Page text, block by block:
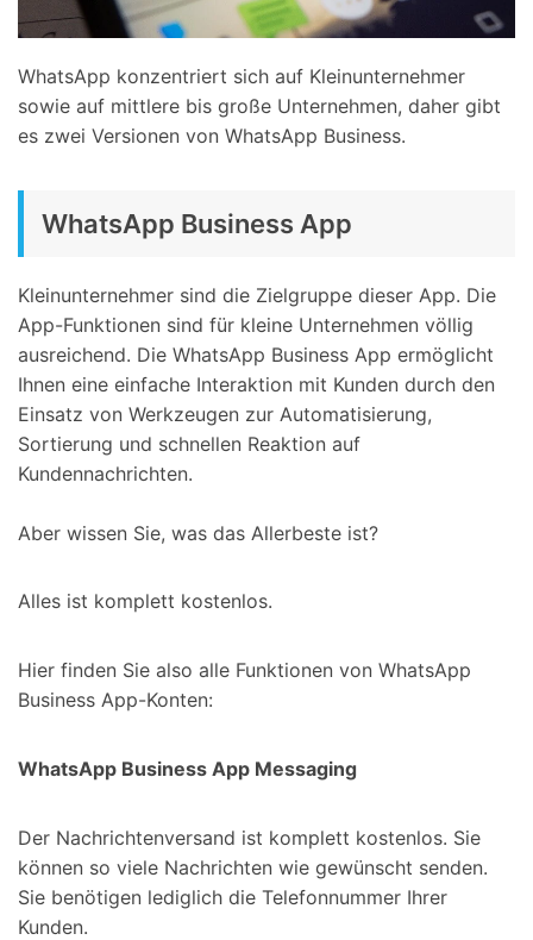
WhatsApp konzentriert sich auf Kleinunternehmer
sowie auf mittlere bis große Unternehmen, daher gibt
es zwei Versionen von WhatsApp Business.
WhatsApp Business App
Kleinunternehmer sind die Zielgruppe dieser App. Die
App-Funktionen sind für kleine Unternehmen völlig
ausreichend. Die WhatsApp Business App ermöglicht
Ihnen eine einfache Interaktion mit Kunden durch den
Einsatz von Werkzeugen zur Automatisierung,
Sortierung und schnellen Reaktion auf
Kundennachrichten.
Aber wissen Sie, was das Allerbeste ist?
Alles ist komplett kostenlos.
Hier finden Sie also alle Funktionen von WhatsApp
Business App-Konten:
WhatsApp Business App Messaging
Der Nachrichtenversand ist komplett kostenlos. Sie
können so viele Nachrichten wie gewünscht senden.
Sie benötigen lediglich die Telefonnummer Ihrer
Kunden.